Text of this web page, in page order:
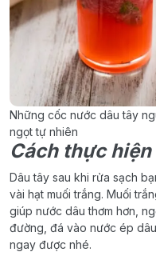
Những cốc nước dâu tây
ngọt tự nhiên
Cách thực hiện
Dâu tây sau khi rửa sạch
vài hạt muối trắng. Muối
giúp nước dâu thơm hơn,
đường, đá vào nước ép
ngay được nhé.